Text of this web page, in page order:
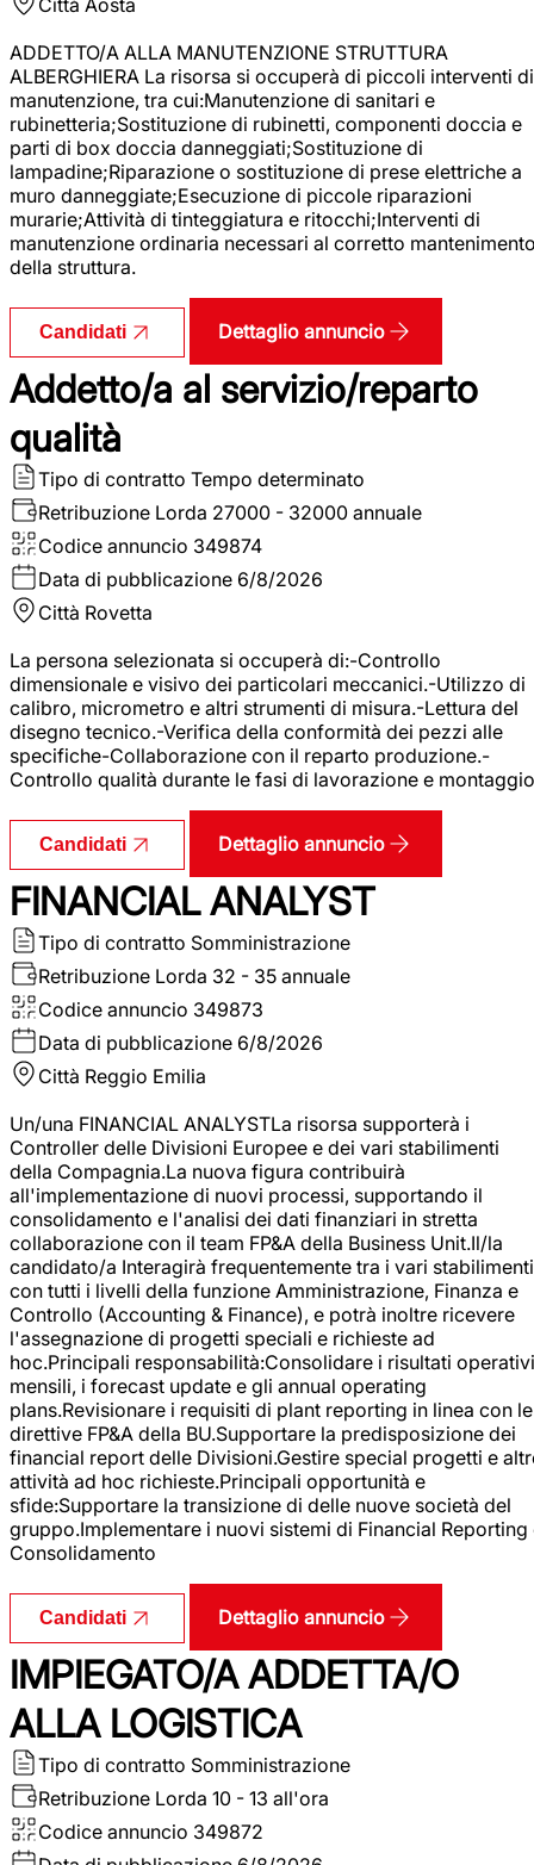
ADDETTO/A ALLA MANUTENZIONE STRUTTURA
ALBERGHIERA La risorsa si occuperà di piccoli interventi di
manutenzione, tra cui:Manutenzione di sanitari e
rubinetteria;Sostituzione di rubinetti, componenti doccia e
parti di box doccia danneggiati;Sostituzione di
lampadine;Riparazione o sostituzione di prese elettriche a
muro danneggiate;Esecuzione di piccole riparazioni
murarie;Attività di tinteggiatura e ritocchi;Interventi di
manutenzione ordinaria necessari al corretto
della struttura.
Candidati Dettaglio annuncio
Addetto/a al servizio/reparto
qualità
Tipo di contratto Tempo determinato
Retribuzione Lorda 27000 - 32000 annuale
Codice annuncio 349874
Data di pubblicazione 6/8/2026
Città Rovetta
La persona selezionata si occuperà di:-Controllo
dimensionale e visivo dei particolari meccanici.-Utilizzo di
calibro, micrometro e altri strumenti di misura.-Lettura del
disegno tecnico.-Verifica della conformità dei pezzi alle
specifiche-Collaborazione con il reparto produzione.-
Controllo qualità durante le fasi di lavorazione e
Candidati Dettaglio annuncio
FINANCIAL ANALYST
Tipo di contratto Somministrazione
Retribuzione Lorda 32 - 35 annuale
Codice annuncio 349873
Data di pubblicazione 6/8/2026
Città Reggio Emilia
Un/una FINANCIAL ANALYSTLa risorsa supporterà i
Controller delle Divisioni Europee e dei vari stabilimenti
della Compagnia.La nuova figura contribuirà
all'implementazione di nuovi processi, supportando il
consolidamento e l'analisi dei dati finanziari in stretta
collaborazione con il team FP&A della Business Unit.Il/la
candidato/a Interagirà frequentemente tra i vari stabilimenti
con tutti i livelli della funzione Amministrazione, Finanza e
Controllo (Accounting & Finance), e potrà inoltre ricevere
l'assegnazione di progetti speciali e richieste ad
hoc.Principali responsabilità:Consolidare i risultati operativi
mensili, i forecast update e gli annual operating
plans.Revisionare i requisiti di plant reporting in linea con le
direttive FP&A della BU.Supportare la predisposizione dei
financial report delle Divisioni.Gestire special progetti e
attività ad hoc richieste.Principali opportunità e
sfide:Supportare la transizione di delle nuove società del
gruppo.Implementare i nuovi sistemi di Financial Reporting
Consolidamento
Candidati Dettaglio annuncio
IMPIEGATO/A ADDETTA/O
ALLA LOGISTICA
Tipo di contratto Somministrazione
Retribuzione Lorda 10 - 13 all'ora
Codice annuncio 349872